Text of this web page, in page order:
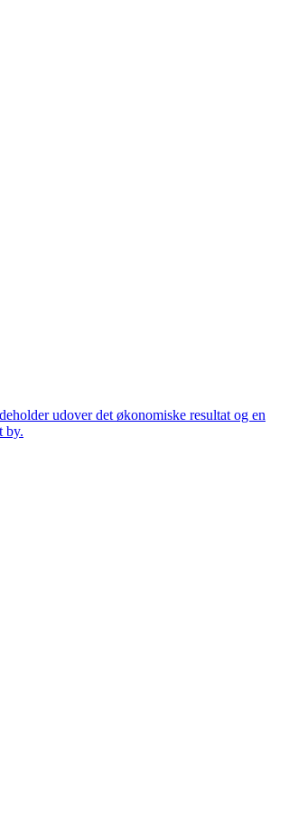
udover det økonomiske resultat og en
by.